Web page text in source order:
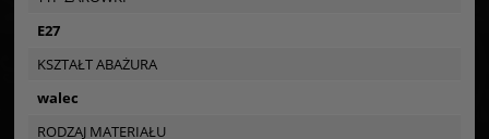
E27
KSZTAŁT ABAŻURA
walec
RODZAJ MATERIAŁU